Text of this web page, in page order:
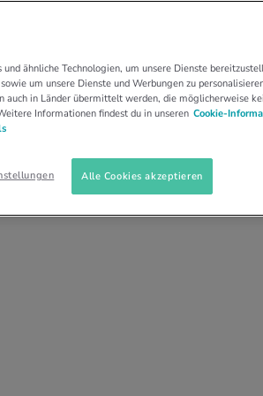
Hält sie länger als vier
Dann sollte man sich
ähnliche Technologien, um unsere Dienste
um unsere Dienste und Werbungen zu
auch in Länder übermittelt werden, die möglicherweise
Informationen findest du in unseren Cookie-
Alle Cookies akzeptieren